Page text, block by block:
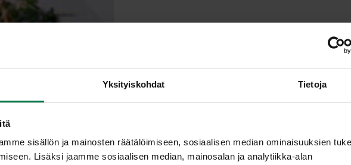
Yksityiskohdat Tietoja
sisällön ja mainosten räätälöimiseen, sosiaalisen median ominaisuuksien
Lisäksi jaamme sosiaalisen median, mainosalan ja analytiikka-alan